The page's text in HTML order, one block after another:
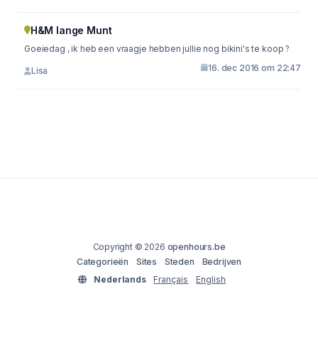
H&M lange Munt
Goeiedag , ik heb een vraagje hebben jullie nog bikini's te koop ?
Lisa 16. dec 2016 om 22:47
Copyright © 2026 openhours.be
Categorieën
Sites Steden
Bedrijven
Nederlands
Français English